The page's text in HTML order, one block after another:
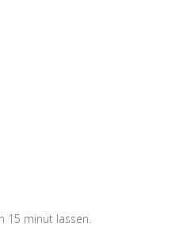
15 minut lassen.